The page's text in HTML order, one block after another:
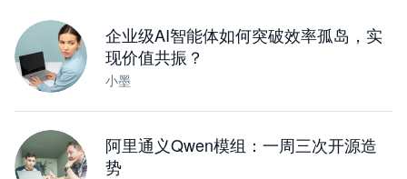
企业级AI智能体如何突破效率孤岛，实
现价值共振？
小墨
阿里通义Qwen模组：一周三次开源造
势